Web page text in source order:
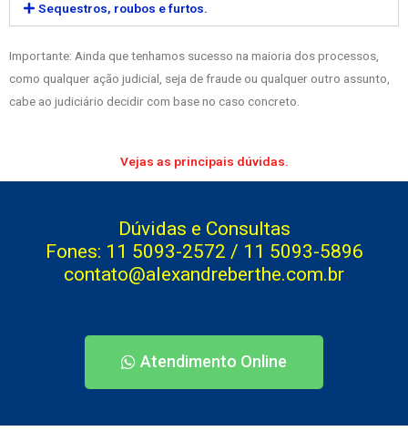
Sequestros, roubos e furtos.
Importante: Ainda que tenhamos sucesso na maioria dos processos,
como qualquer ação judicial, seja de fraude ou qualquer outro assunto,
cabe ao judiciário decidir com base no caso concreto.
Vejas as principais dúvidas.
Dúvidas e Consultas
Fones: 11 5093-2572 / 11 5093-5896
contato@alexandreberthe.com.br
Atendimento Online